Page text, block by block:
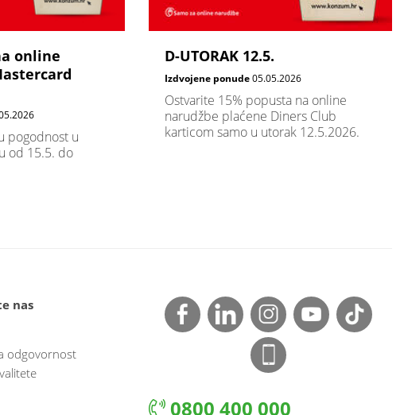
online
pogodnost u
od 15.5. do
D-UTORAK 12.5.
Izdvojene ponude05.05.2026
Ostvarite 15% popusta na online
narudžbe plaćene Diners Club
karticom samo u utorak 12.5.2026.
nas
odgovornost
0800 400 000